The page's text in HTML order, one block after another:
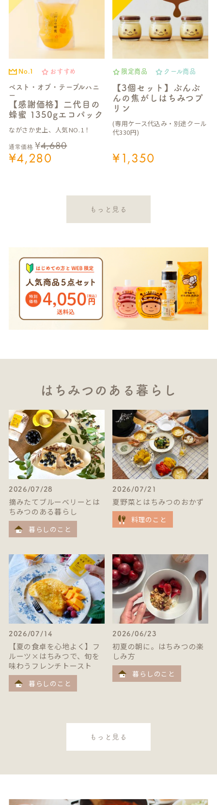
No.1 おすすめ
ベスト・オブ・テーブルハニ
ー
【感謝価格】二代目の
蜂蜜 1350gエコパック
ながさか史上、人気NO.1！
通常価格 ¥4,680
¥4,280
限定商品 クール商品
【3個セット】ぶんぶ
んの焦がしはちみつプ
リン
(専用ケース代込み・別途クール
代330円)
¥1,350
もっと見る
はちみつのある暮らし
2026/07/28
摘みたてブルーベリーとは
ちみつのある暮らし
暮らしのこと
2026/07/21
夏野菜とはちみつのおかず
料理のこと
2026/07/14
【夏の食卓を心地よく】フ
ルーツ×はちみつで、旬を
味わうフレンチトースト
暮らしのこと
2026/06/23
初夏の朝に。はちみつの楽
しみ方
暮らしのこと
もっと見る